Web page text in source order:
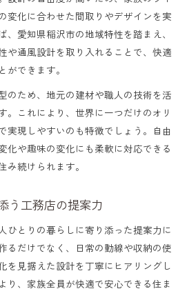
変化に合わせた間取りやデザインを実
愛知県稲沢市の地域特性を踏まえ、
や通風設計を取り入れることで、快適
ができます。
のため、地元の建材や職人の技術を活
。これにより、世界に一つだけのオリ
実現しやすいのも特徴でしょう。自由
化や趣味の変化にも柔軟に対応できる
み続けられます。
う工務店の提案力
ひとりの暮らしに寄り添った提案力に
るだけでなく、日常の動線や収納の使
を見据えた設計を丁寧にヒアリングし
り、家族全員が快適で安心できる住ま